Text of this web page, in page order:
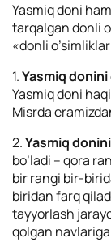
Yasmiq doni
tarqalgan donli
«donli
1.Yasmiq
Yasmiq doni
Misrda
2.Yasmiq
bo’ladi – qora
bir rangi bir-
biridan farq
tayyorlash
qolgan